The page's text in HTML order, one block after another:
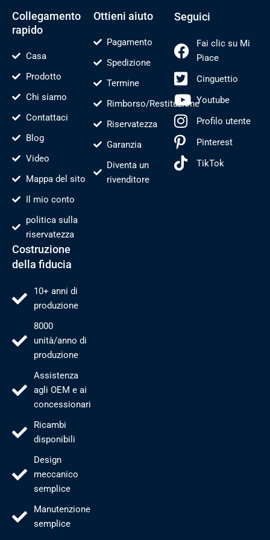
Collegamento
rapido
Casa
Prodotto
Chi siamo
Contattaci
Blog
Video
Mappa del sito
Il mio conto
politica sulla
riservatezza
Ottieni aiuto
Pagamento
Spedizione
Termine
Rimborso/Restituzione
Riservatezza
Garanzia
Diventa un
rivenditore
Seguici
Fai clic su Mi
Piace
Cinguettio
Youtube
Profilo utente
Pinterest
TikTok
Costruzione
della fiducia
10+ anni di
produzione
8000
unità/anno di
produzione
Assistenza
agli OEM e ai
concessionari
Ricambi
disponibili
Design
meccanico
semplice
Manutenzione
semplice